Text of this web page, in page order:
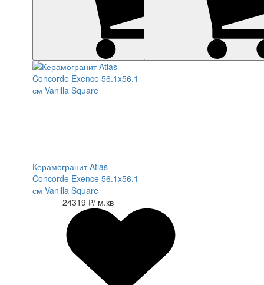
Керамогранит Atlas
Concorde Exence 56.1x56.1
см Vanilla Square
24319 ₽/ м.кв